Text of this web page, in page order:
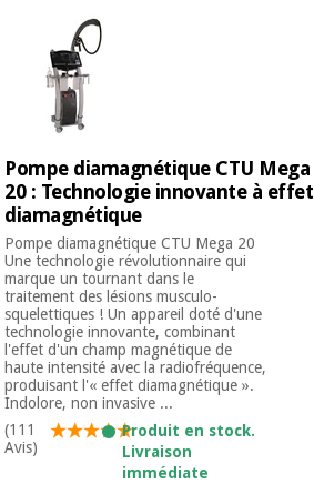
Instruments
chirurgicaux
(déstockage)
Pompe diamagnétique CTU Mega
20 : Technologie innovante à effet
diamagnétique
Pompe diamagnétique CTU Mega 20
Une technologie révolutionnaire qui
marque un tournant dans le
traitement des lésions musculo-
squelettiques ! Un appareil doté d'une
technologie innovante, combinant
l'effet d'un champ magnétique de
haute intensité avec la radiofréquence,
produisant l'« effet diamagnétique ».
Indolore, non invasive ...
(111
Avis)
Produit en stock.
Livraison
immédiate